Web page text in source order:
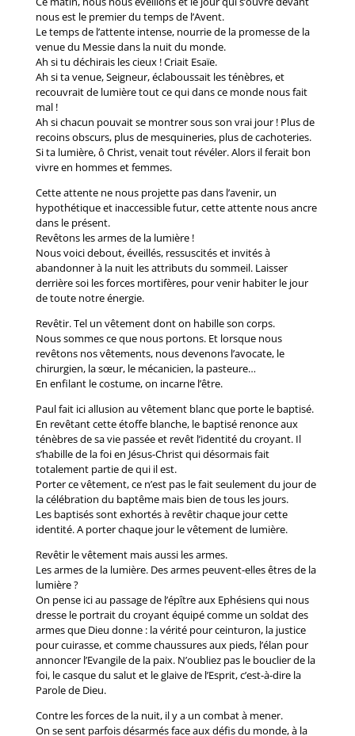
nous est le premier du temps de l’Avent.
Le temps de l’attente intense, nourrie de la promesse de la
venue du Messie dans la nuit du monde.
Ah si tu déchirais les cieux ! Criait Esaïe.
Ah si ta venue, Seigneur, éclaboussait les ténèbres, et
recouvrait de lumière tout ce qui dans ce monde nous fait
mal !
Ah si chacun pouvait se montrer sous son vrai jour ! Plus de
recoins obscurs, plus de mesquineries, plus de cachoteries.
Si ta lumière, ô Christ, venait tout révéler. Alors il ferait bon
vivre en hommes et femmes.
Cette attente ne nous projette pas dans l’avenir, un
hypothétique et inaccessible futur, cette attente nous ancre
dans le présent.
Revêtons les armes de la lumière !
Nous voici debout, éveillés, ressuscités et invités à
abandonner à la nuit les attributs du sommeil. Laisser
derrière soi les forces mortifères, pour venir habiter le jour
de toute notre énergie.
Revêtir. Tel un vêtement dont on habille son corps.
Nous sommes ce que nous portons. Et lorsque nous
revêtons nos vêtements, nous devenons l’avocate, le
chirurgien, la sœur, le mécanicien, la pasteure…
En enfilant le costume, on incarne l’être.
Paul fait ici allusion au vêtement blanc que porte le baptisé.
En revêtant cette étoffe blanche, le baptisé renonce aux
ténèbres de sa vie passée et revêt l’identité du croyant. Il
s’habille de la foi en Jésus-Christ qui désormais fait
totalement partie de qui il est.
Porter ce vêtement, ce n’est pas le fait seulement du jour de
la célébration du baptême mais bien de tous les jours.
Les baptisés sont exhortés à revêtir chaque jour cette
identité. A porter chaque jour le vêtement de lumière.
Revêtir le vêtement mais aussi les armes.
Les armes de la lumière. Des armes peuvent-elles êtres de la
lumière ?
On pense ici au passage de l’épître aux Ephésiens qui nous
dresse le portrait du croyant équipé comme un soldat des
armes que Dieu donne : la vérité pour ceinturon, la justice
pour cuirasse, et comme chaussures aux pieds, l’élan pour
annoncer l’Evangile de la paix. N’oubliez pas le bouclier de la
foi, le casque du salut et le glaive de l’Esprit, c’est-à-dire la
Parole de Dieu.
Contre les forces de la nuit, il y a un combat à mener.
On se sent parfois désarmés face aux défis du monde, à la